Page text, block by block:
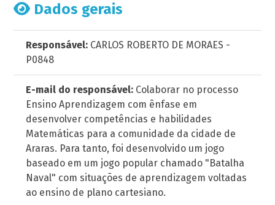
Dados gerais
Responsável: CARLOS ROBERTO DE MORAES -
P0848
E-mail do responsável: Colaborar no processo
Ensino Aprendizagem com ênfase em
desenvolver competências e habilidades
Matemáticas para a comunidade da cidade de
Araras. Para tanto, foi desenvolvido um jogo
baseado em um jogo popular chamado "Batalha
Naval" com situações de aprendizagem voltadas
ao ensino de plano cartesiano.